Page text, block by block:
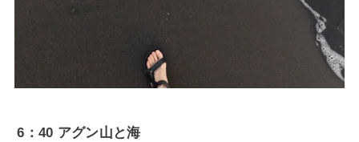
6：40 アグン山と海